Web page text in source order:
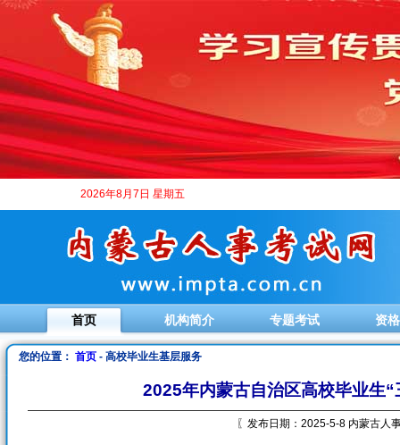
2026年8月7日 星期五
首页 机构简介 专题考试 资
您的位置： 首页- 高校毕业生基层服务
2025年内蒙古自治区高校毕业生
〖发布日期：2025-5-8 内蒙古人